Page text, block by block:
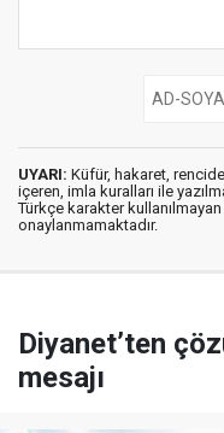
UYARI: Küfür, hakaret,
içeren, imla kuralları ile
Türkçe karakter
onaylanmamaktadır.
Diyanet’ten
mesajı